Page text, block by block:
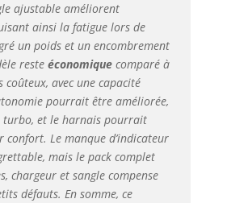
poussière dans les
ateliers. Le mode
turbo libère une
puissance digne
d’un typhon avec
un débit d’air
allant jusqu’à 1105
m³/h. Qu’il s’agisse
de poussière fine
au printemps et en
été, de feuilles
ajustable améliorent
ainsi la fatigue lors de
un poids et un encombrement
reste économiquecomparé à
avec une capacité
pourrait être améliorée,
turbo, et le harnais pourrait
Le manque d’indicateur
mais le pack complet
chargeur et sangle compense
défauts. En somme, ce